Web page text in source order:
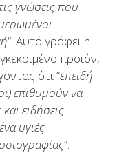
γνώσεις που
“. Αυτά γράφει η
προϊόν,
ότι “επειδή
επιθυμούν να
ειδήσεις …
υγιές
“.